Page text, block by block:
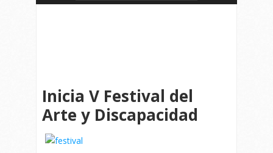
Inicia V Festival del
Arte y Discapacidad